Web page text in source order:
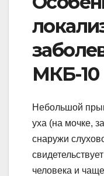
МКБ-10
Небольшой
уха (на мочке,
снаружи
человека и